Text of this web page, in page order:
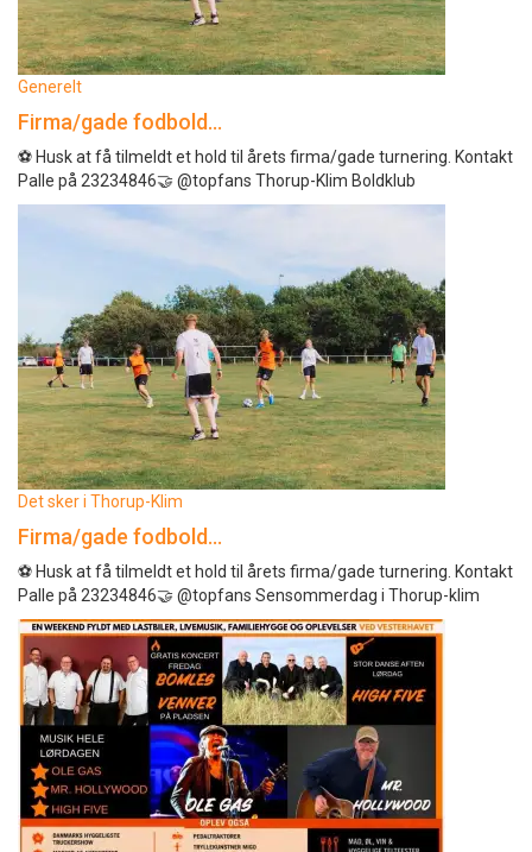
Generelt
Firma/gade fodbold…
⚽️ Husk at få tilmeldt et hold til årets firma/gade turnering. Kontakt
Palle på 23234846🤝 @topfans Thorup-Klim Boldklub
Det sker i Thorup-Klim
Firma/gade fodbold…
⚽️ Husk at få tilmeldt et hold til årets firma/gade turnering. Kontakt
Palle på 23234846🤝 @topfans Sensommerdag i Thorup-klim